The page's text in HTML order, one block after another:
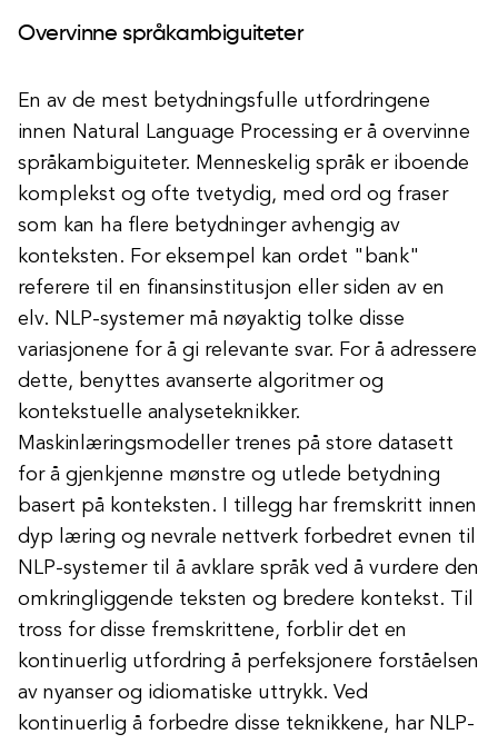
Overvinne språkambiguiteter
En av de mest betydningsfulle utfordringene
innen Natural Language Processing er å overvinne
språkambiguiteter. Menneskelig språk er iboende
komplekst og ofte tvetydig, med ord og fraser
som kan ha flere betydninger avhengig av
konteksten. For eksempel kan ordet "bank"
referere til en finansinstitusjon eller siden av en
elv. NLP-systemer må nøyaktig tolke disse
variasjonene for å gi relevante svar. For å adressere
dette, benyttes avanserte algoritmer og
kontekstuelle analyseteknikker.
Maskinlæringsmodeller trenes på store datasett
for å gjenkjenne mønstre og utlede betydning
basert på konteksten. I tillegg har fremskritt innen
dyp læring og nevrale nettverk forbedret evnen til
NLP-systemer til å avklare språk ved å vurdere den
omkringliggende teksten og bredere kontekst. Til
tross for disse fremskrittene, forblir det en
kontinuerlig utfordring å perfeksjonere forståelsen
av nyanser og idiomatiske uttrykk. Ved
kontinuerlig å forbedre disse teknikkene, har NLP-